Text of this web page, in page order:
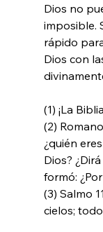
Dios no
imposible.
rápido
Dios con
(1) ¡La
(2)
¿quién
Dios?
formó:
(3) Salmo
cielos;